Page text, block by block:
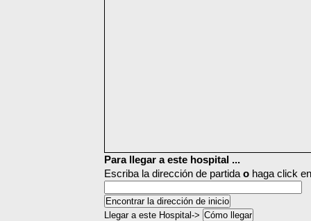
Para llegar a este hospital ...
Escriba la dirección de partida o haga click
Llegar a este Hospital->